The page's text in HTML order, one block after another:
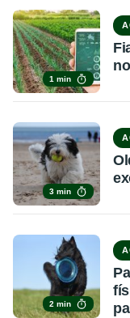
1 min
3 min
2 min